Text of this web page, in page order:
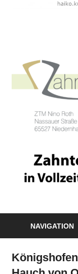
Media
NAVIGATION